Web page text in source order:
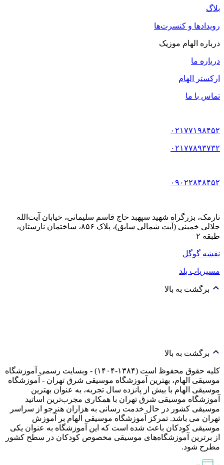
بلاگ
رویدادها و کنسرت‌ها
درباره الهام موزیک
درباره ما
ارکستر الهام
تماس با ما
۰۲۱۷۷۱۹۸۴۵۲
۰۲۱۷۷۸۹۳۷۳۲
۰۹۰۲۲۸۴۸۴۵۲
نارمک، بزرگراه شهید سپهبد حاج قاسم سلیمانی، خیابان آیت‌الله
جلالی خمینی (آیت شمالی سابق)، پلاک ۸۵۶، ساختمان نارستان،
طبقه ۲
نقشه گوگل
مسیریاب بلد
برگشت به بالا
برگشت به بالا
کلیه حقوق محفوظ است (۱۳۸۴-۱۴۰۴) - وبسایت رسمی آموزشگاه
موسیقی الهام، بهترین آموزشگاه موسیقی شرق تهران - آموزشگاه
موسیقی الهام با بیش از پانزده سال تجربه، به عنوان بهترین
آموزشگاه موسیقی شرق تهران با همکاری مجرب‌ترین اساتید
موسیقی کشور در حال خدمت رسانی به هزاران هنرجو از سراسر
تهران می باشد. تمرکز آموزشگاه موسیقی الهام بر آموزش
موسیقی کودکان باعث شده است که این آموزشگاه به عنوان یکی
از برترین آموزشگاه‌های موسیقی مخصوص کودکان در سطح کشور
مطرح شود.